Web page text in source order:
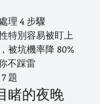
理 4 步驟
特別容易被盯上
被坑機率降 80%
不踩雷
題
睹的夜晚